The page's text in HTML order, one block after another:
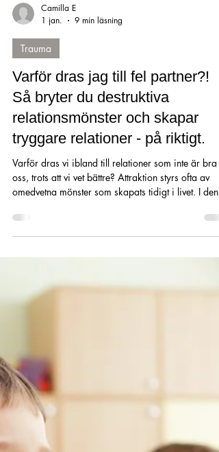
Camilla E
1 jan.
Trauma
Varför dras jag till fel partner?!
Så bryter du destruktiva
relationsmönster och skapar
tryggare relationer - på riktigt.
Varför dras vi ibland till relationer som inte är bra
oss, trots att vi vet bättre? Attraktion styrs ofta av
här artikeln får du förstå varför det händer, hur det
påverkar både psykisk och fysisk hälsa, och hur
bli lugnare, sundare och mer hållbara, både privat
och i arbetslivet.